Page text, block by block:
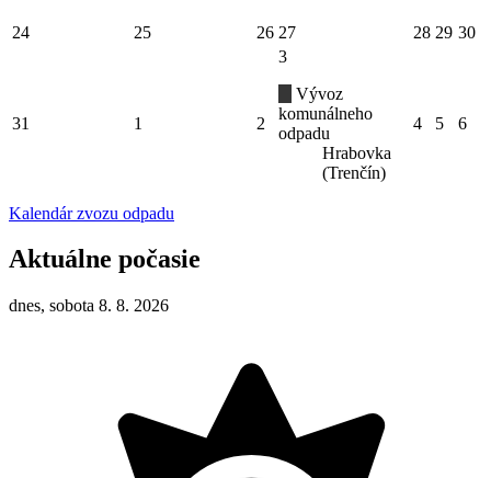
24 25 26 27 28 29 30
31 1 2
3
Vývoz
komunálneho
odpadu
Hrabovka
(Trenčín)
4 5 6
Kalendár zvozu odpadu
Aktuálne počasie
dnes, sobota 8. 8. 2026